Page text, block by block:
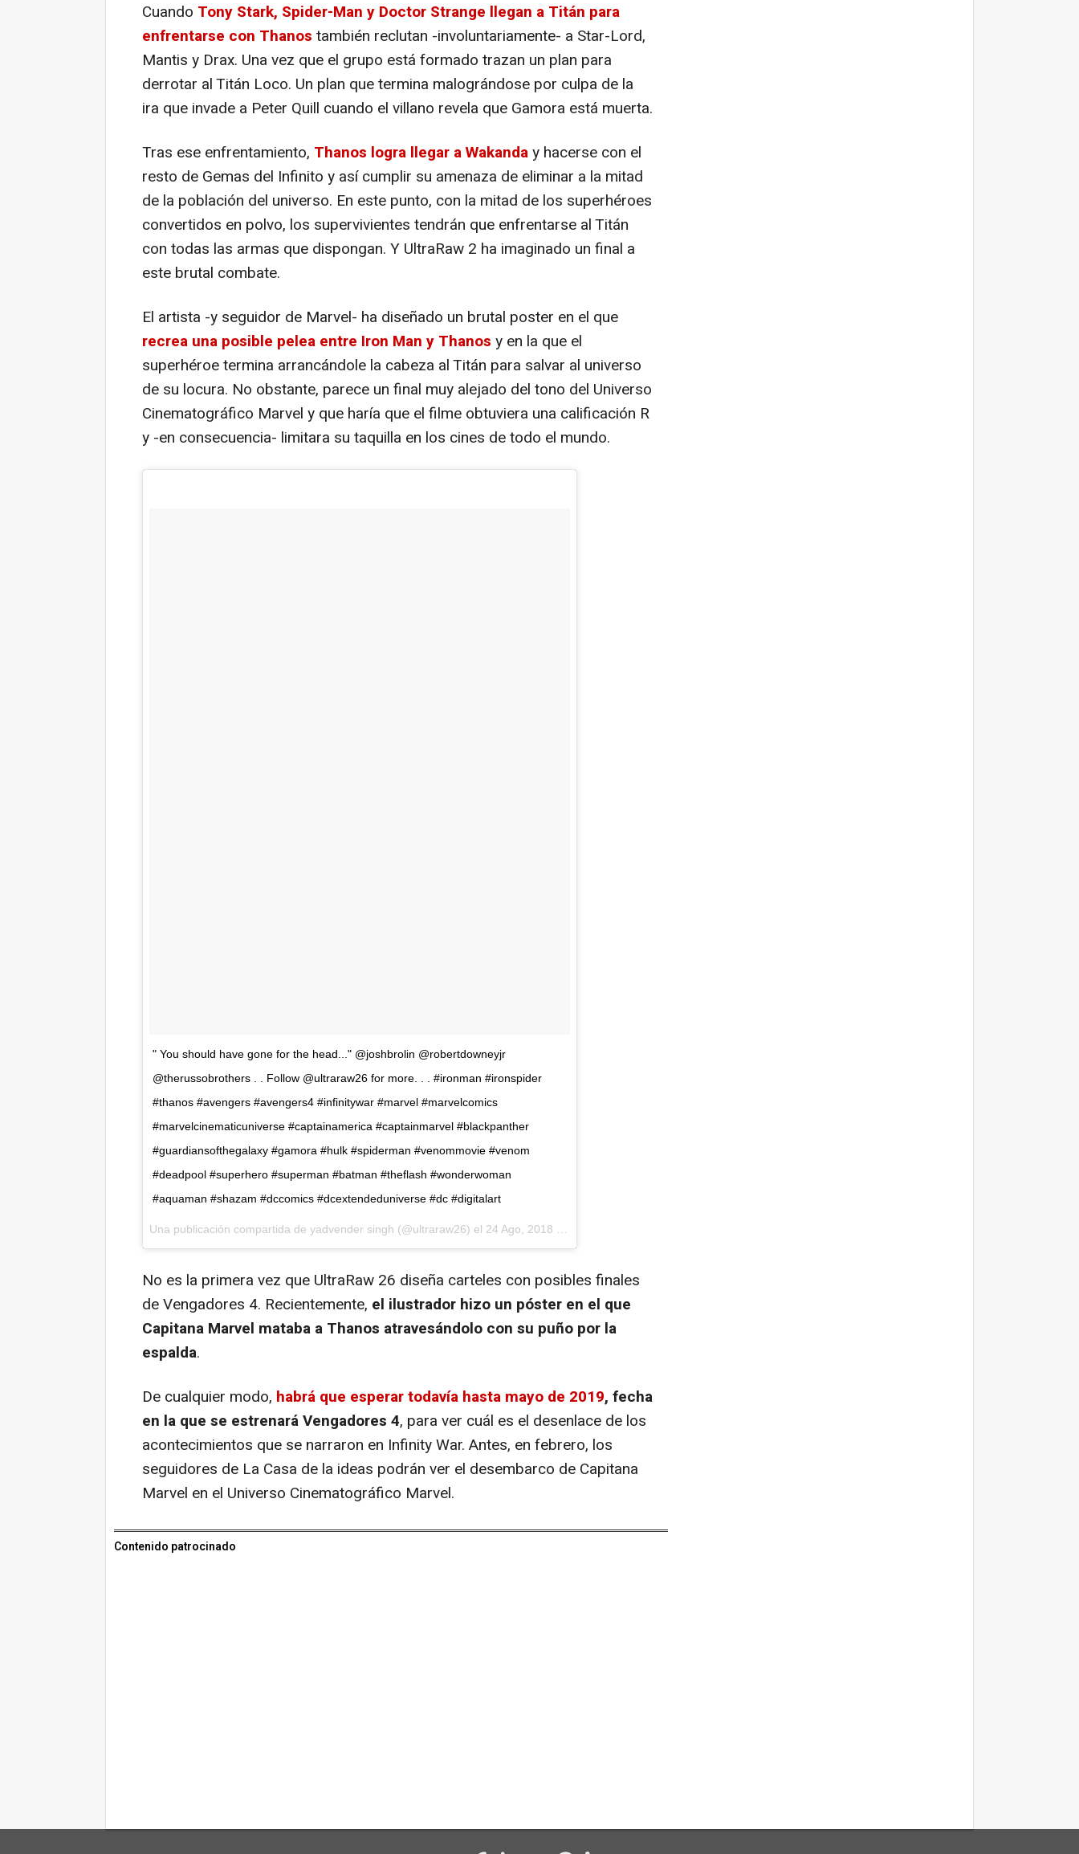
Cuando Tony Stark, Spider-Man y Doctor Strange llegan a Titán para
enfrentarse con Thanos también reclutan -involuntariamente- a Star-Lord,
Mantis y Drax. Una vez que el grupo está formado trazan un plan para
derrotar al Titán Loco. Un plan que termina malográndose por culpa de la
ira que invade a Peter Quill cuando el villano revela que Gamora está muerta.
Tras ese enfrentamiento, Thanos logra llegar a Wakanday hacerse con el
resto de Gemas del Infinito y así cumplir su amenaza de eliminar a la mitad
de la población del universo. En este punto, con la mitad de los superhéroes
convertidos en polvo, los supervivientes tendrán que enfrentarse al Titán
con todas las armas que dispongan. Y UltraRaw 2 ha imaginado un final a
este brutal combate.
El artista -y seguidor de Marvel- ha diseñado un brutal poster en el que
recrea una posible pelea entre Iron Man y Thanos y en la que el
superhéroe termina arrancándole la cabeza al Titán para salvar al universo
de su locura. No obstante, parece un final muy alejado del tono del Universo
Cinematográfico Marvel y que haría que el filme obtuviera una calificación R
y -en consecuencia- limitara su taquilla en los cines de todo el mundo.
" You should have gone for the head..." @joshbrolin @robertdowneyjr
@therussobrothers . . Follow @ultraraw26 for more. . . #ironman #ironspider
#thanos #avengers #avengers4 #infinitywar #marvel #marvelcomics
#marvelcinematicuniverse #captainamerica #captainmarvel #blackpanther
#guardiansofthegalaxy #gamora #hulk #spiderman #venommovie #venom
#deadpool #superhero #superman #batman #theflash #wonderwoman
#aquaman #shazam #dccomics #dcextendeduniverse #dc #digitalart
Una publicación compartida de yadvender singh (@ultraraw26) el 24 Ago, 2018 a las 11:36 PDT
No es la primera vez que UltraRaw 26 diseña carteles con posibles finales
deVengadores 4. Recientemente, el ilustrador hizo un póster en el que
Capitana Marvel mataba a Thanos atravesándolo con su puño por la
espalda.
De cualquier modo, habrá que esperar todavía hasta mayo de 2019, fecha
en la que se estrenaráVengadores 4, para ver cuál es el desenlace de los
acontecimientos que se narraron en Infinity War. Antes, en febrero, los
seguidores de La Casa de la ideas podrán ver el desembarco de Capitana
Marvel en el Universo Cinematográfico Marvel.
Contenido patrocinado